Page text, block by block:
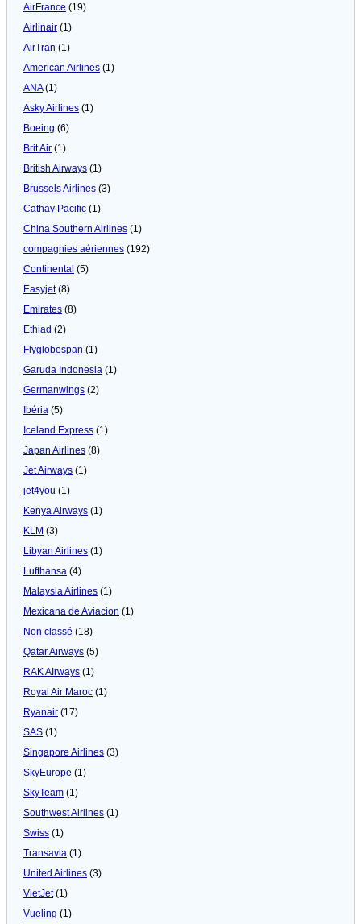
AirFrance (19)
Airlinair (1)
AirTran (1)
American Airlines (1)
ANA(1)
Asky Airlines (1)
Boeing (6)
Brit Air (1)
British Airways (1)
Brussels Airlines (3)
Cathay Pacific (1)
China Southern Airlines (1)
compagnies aériennes (192)
Continental (5)
Easyjet(8)
Emirates (8)
Ethiad (2)
Flyglobespan (1)
Garuda Indonesia (1)
Germanwings (2)
Ibéria (5)
Iceland Express (1)
Japan Airlines (8)
Jet Airways (1)
jet4you (1)
Kenya Airways (1)
KLM (3)
Libyan Airlines (1)
Lufthansa (4)
Malaysia Airlines (1)
Mexicana de Aviacion (1)
Non classé (18)
Qatar Airways (5)
RAK AIrways (1)
Royal Air Maroc (1)
Ryanair (17)
SAS (1)
Singapore Airlines (3)
SkyEurope (1)
SkyTeam (1)
Southwest Airlines (1)
Swiss (1)
Transavia (1)
United Airlines (3)
VietJet(1)
Vueling (1)